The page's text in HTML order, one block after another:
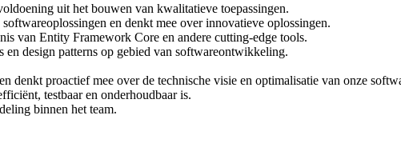
uit het bouwen van kwalitatieve toepassingen.
en denkt mee over innovatieve oplossingen.
van Entity Framework Core en andere cutting-edge tools.
en design patterns op gebied van softwareontwikkeling.
denkt proactief mee over de technische visie en optimalisatie van onze
testbaar en onderhoudbaar is.
binnen het team.